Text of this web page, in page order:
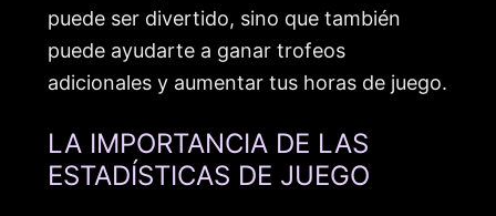
puede ser divertido, sino que también
puede ayudarte a ganar trofeos
adicionales y aumentar tus horas de juego.
LA IMPORTANCIA DE LAS
ESTADÍSTICAS DE JUEGO